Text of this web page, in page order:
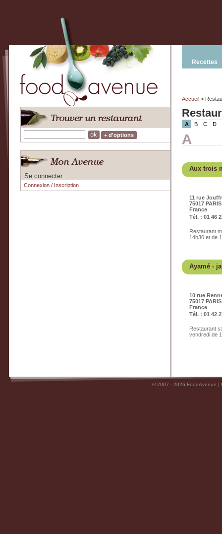
+ d'options
Se connecter
Connexion/ Inscription
Recettes
Accueil >
A B C D
A
Aux trois
11 rue
75017 PARIS
France
Tél. : 01 46
Restaurant
14h30 et de
Ayamé -
10 rue
75017 PARIS
France
Tél. : 01 42
Restaurant
vendredi de
© 2007 - 2026 FoodAvenue |